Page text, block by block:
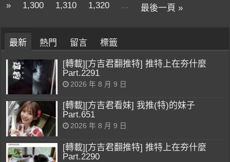
»
1,300 1,310 1,320 ... 最後一頁 »
最新 熱門 留言 標籤
[轉載][方吉君翻推特] 推特上在夯什麼
Part.2291
2026 年 8 月 9 日
[轉載][方吉君看妹] 我推(特)的妹子
Part.651
2026 年 8 月 9 日
[轉載][方吉君翻推特] 推特上在夯什麼
Part.2290